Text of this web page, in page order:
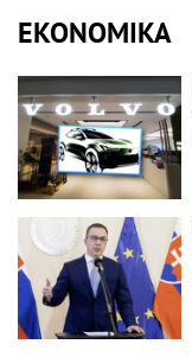
EKONOMIKA